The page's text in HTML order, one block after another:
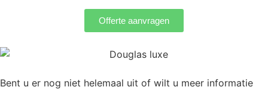
Offerte aanvragen
Bent u er nog niet helemaal uit of wilt u meer informatie